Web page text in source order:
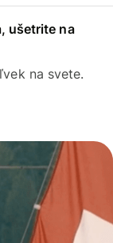
ušetrite na
na svete.